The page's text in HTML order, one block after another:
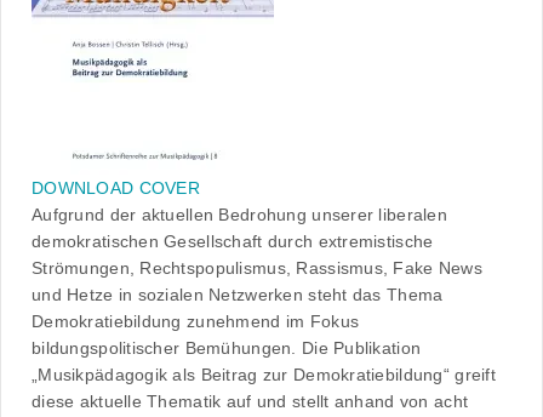
DOWNLOAD COVER
Aufgrund der aktuellen Bedrohung unserer liberalen
demokratischen Gesellschaft durch extremistische
Strömungen, Rechtspopulismus, Rassismus, Fake News
und Hetze in sozialen Netzwerken steht das Thema
Demokratiebildung zunehmend im Fokus
bildungspolitischer Bemühungen. Die Publikation
„Musikpädagogik als Beitrag zur Demokratiebildung“ greift
diese aktuelle Thematik auf und stellt anhand von acht